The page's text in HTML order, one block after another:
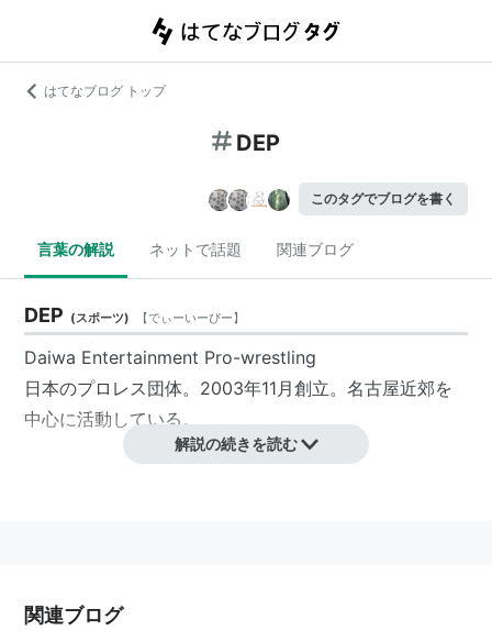
はてなブログ トップ
DEP
このタグでブログを書く
言葉の解説 ネットで話題 関連ブログ
DEP (スポーツ) 【でぃーいーぴー】
Daiwa Entertainment Pro-wrestling
日本のプロレス団体。2003年11月創立。名古屋近郊を
中心に活動している。
CPUを利用し、実行しているプログラムのメモリ領域以
解説の続きを読む
関連ブログ